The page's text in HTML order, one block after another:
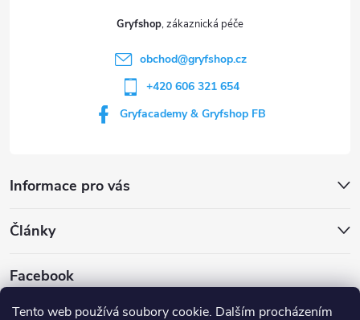
Tento web používá soubory cookie. Dalším procházením
Informace pro vás
Gryfshop
obchod@gryfshop.cz
+420 606 321 654
Gryfacademy & Gryfshop FB
Články
Facebook